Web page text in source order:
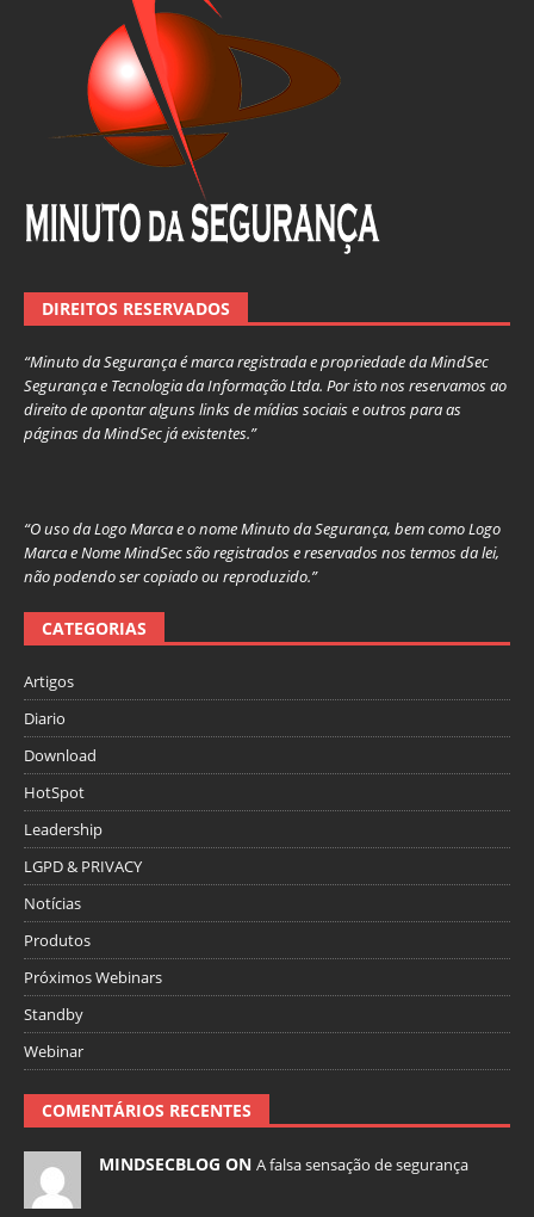
DIREITOS RESERVADOS
“Minuto da Segurança é marca registrada e propriedade da MindSec
Segurança e Tecnologia da Informação Ltda. Por isto nos reservamos ao
direito de apontar alguns links de mídias sociais e outros para as
páginas da MindSec já existentes.”
“O uso da Logo Marca e o nome Minuto da Segurança, bem como Logo
Marca e Nome MindSec são registrados e reservados nos termos da lei,
não podendo ser copiado ou reproduzido.”
CATEGORIAS
Artigos
Diario
Download
HotSpot
Leadership
LGPD & PRIVACY
Notícias
Produtos
Próximos Webinars
Standby
Webinar
COMENTÁRIOS RECENTES
MINDSECBLOG ON A falsa sensação de segurança